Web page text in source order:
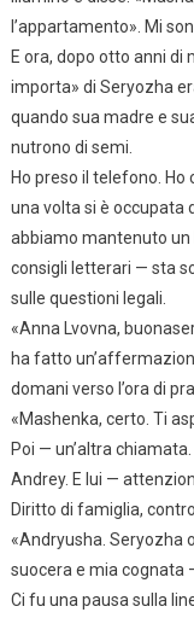
l’appartamento». Mi
E ora, dopo otto anni di
importa» di Seryozha
quando sua madre e
nutrono di semi.
Ho preso il telefono.
una volta si è occupata
abbiamo mantenuto un
consigli letterari — sta
sulle questioni legali.
«Anna Lvovna,
ha fatto
domani verso l’ora di
«Mashenka, certo. Ti
Poi — un’altra
Andrey. E lui —
Diritto di famiglia,
«Andryusha. Seryozha
suocera e mia cognata
Ci fu una pausa sulla